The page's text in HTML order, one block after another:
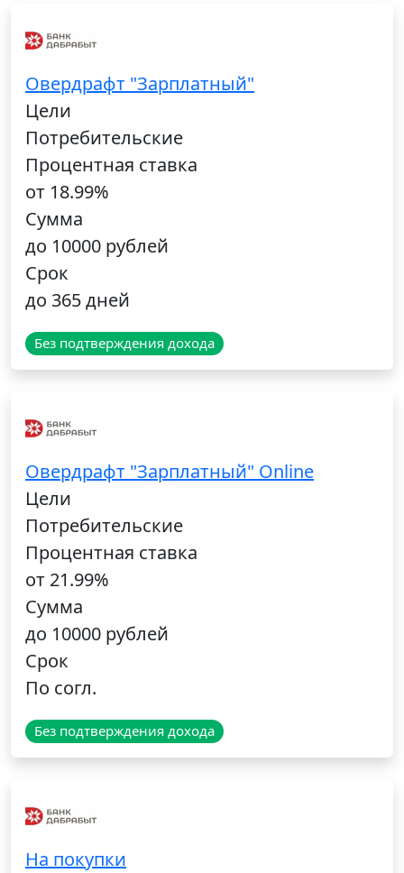
Овердрафт "Зарплатный"
Цели
Потребительские
Процентная ставка
от 18.99%
Сумма
до 10000 рублей
Срок
до 365 дней
Без подтверждения дохода
Овердрафт "Зарплатный" Online
Цели
Потребительские
Процентная ставка
от 21.99%
Сумма
до 10000 рублей
Срок
По согл.
Без подтверждения дохода
На покупки